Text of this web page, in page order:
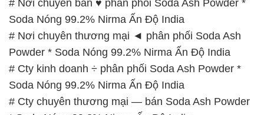
Powder * Soda Nóng 99.2% Nirma Ấn Độ India
# Địa chỉ chuyên cung cấp ~ kinh doanh Soda Ash
Powder * Soda Nóng 99.2% Nirma Ấn Độ India
# Cty chuyên cung cấp ► thương mại Soda Ash
Powder * Soda Nóng 99.2% Nirma Ấn Độ India
# Nơi cung cấp ○ phân phối Soda Ash Powder *
Soda Nóng 99.2% Nirma Ấn Độ India